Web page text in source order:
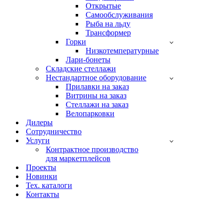
Открытые
Cамообслуживания
Рыба на льду
Трансформер
Горки
Низкотемпературные
Лари-бонеты
Складские стеллажи
Нестандартное оборудование
Прилавки на заказ
Витрины на заказ
Стеллажи на заказ
Велопарковки
Дилеры
Сотрудничество
Услуги
Контрактное производство
для маркетплейсов
Проекты
Новинки
Тех. каталоги
Контакты